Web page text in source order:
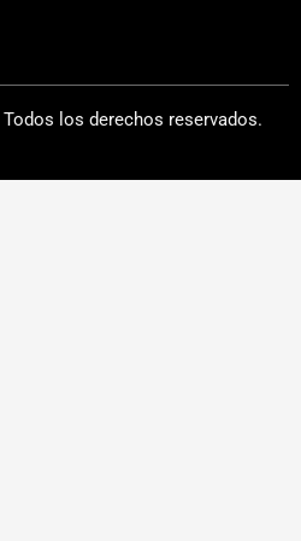
los derechos reservados.